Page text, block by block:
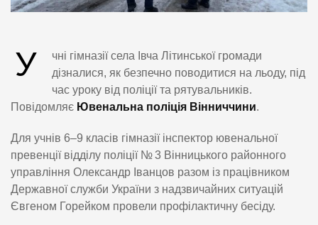
У
чні гімназії села Івча Літинської громади
дізналися, як безпечно поводитися на льоду, під
час уроку від поліції та рятувальників.
Повідомляє Ювенальна поліція Вінниччини.
Для учнів 6–9 класів гімназії інспектор ювенальної
превенції відділу поліції № 3 Вінницького районного
управління Олександр Іванцов разом із працівником
Державної служби України з надзвичайних ситуацій
Євгеном Горейком провели профілактичну бесіду.